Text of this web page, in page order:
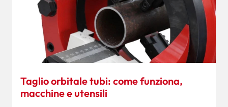
Taglio orbitale tubi: come funziona,
macchine e utensili